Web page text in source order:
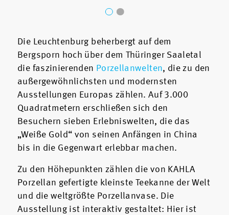
Die Leuchtenburg beherbergt auf dem
Bergsporn hoch über dem Thüringer Saaletal
die faszinierenden Porzellanwelten, die zu den
außergewöhnlichsten und modernsten
Ausstellungen Europas zählen. Auf 3.000
Quadratmetern erschließen sich den
Besuchern sieben Erlebniswelten, die das
„Weiße Gold“ von seinen Anfängen in China
bis in die Gegenwart erlebbar machen.
Zu den Höhepunkten zählen die von KAHLA
Porzellan gefertigte kleinste Teekanne der Welt
und die weltgrößte Porzellanvase. Die
Ausstellung ist interaktiv gestaltet: Hier ist